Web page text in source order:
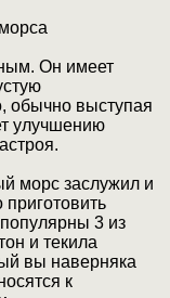
Он имеет
обычно выступая
улучшению
морс заслужил и
3 из
и текила
вы наверняка
к